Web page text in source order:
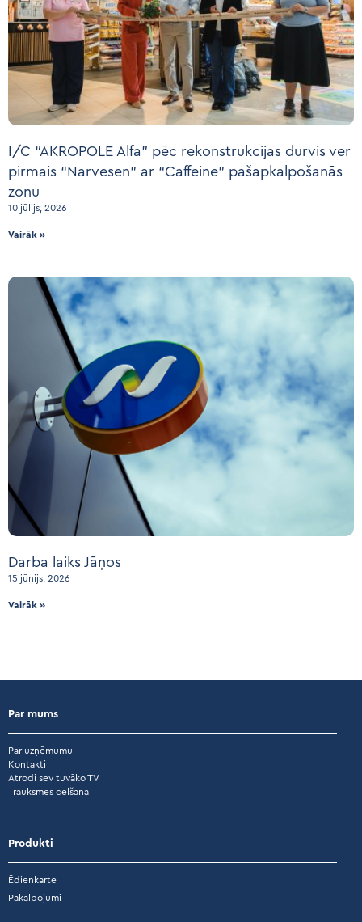
I/C “AKROPOLE Alfa” pēc rekonstrukcijas durvis ver
pirmais “Narvesen” ar “Caffeine” pašapkalpošanās
zonu
10 jūlijs, 2026
Vairāk »
Darba laiks Jāņos
15 jūnijs, 2026
Vairāk »
Par mums
Par uzņēmumu
Kontakti
Atrodi sev tuvāko TV
Trauksmes celšana
Produkti
Ēdienkarte
Pakalpojumi